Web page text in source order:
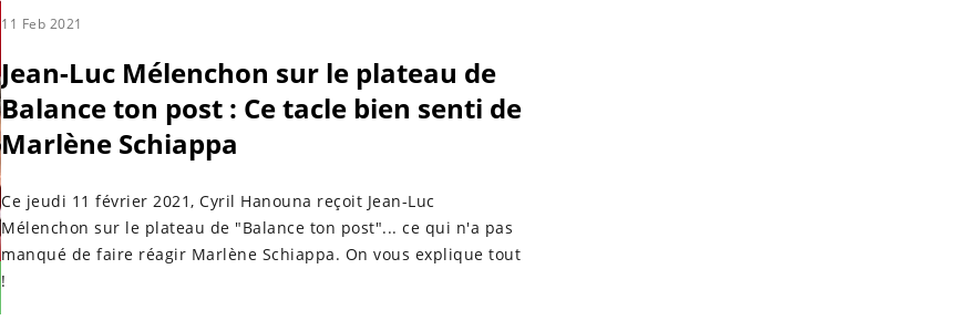
11 Feb 2021
Jean-Luc Mélenchon sur le plateau de
Balance ton post : Ce tacle bien senti de
Marlène Schiappa
Ce jeudi 11 février 2021, Cyril Hanouna reçoit Jean-Luc
Mélenchon sur le plateau de "Balance ton post"... ce qui n'a pas
manqué de faire réagir Marlène Schiappa. On vous explique tout
!